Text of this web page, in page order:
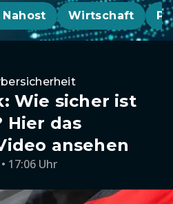
Wirtschaft
Wie sicher ist
Hier das
ansehen
17:06 Uhr